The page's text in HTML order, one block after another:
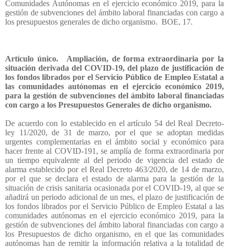
Comunidades Autónomas en el ejercicio económico 2019, para la
gestión de subvenciones del ámbito laboral financiadas con cargo a
los presupuestos generales de dicho organismo. BOE, 17.
Artículo único. Ampliación, de forma extraordinaria por la
situación derivada del COVID-19, del plazo de justificación de
los fondos librados por el Servicio Público de Empleo Estatal a
las comunidades autónomas en el ejercicio económico 2019,
para la gestión de subvenciones del ámbito laboral financiadas
con cargo a los Presupuestos Generales de dicho organismo.
De acuerdo con lo establecido en el artículo 54 del Real Decreto-
ley 11/2020, de 31 de marzo, por el que se adoptan medidas
urgentes complementarias en el ámbito social y económico para
hacer frente al COVID-191, se amplía de forma extraordinaria por
un tiempo equivalente al del periodo de vigencia del estado de
alarma establecido por el Real Decreto 463/2020, de 14 de marzo,
por el que se declara el estado de alarma para la gestión de la
situación de crisis sanitaria ocasionada por el COVID-19, al que se
añadirá un periodo adicional de un mes, el plazo de justificación de
los fondos librados por el Servicio Público de Empleo Estatal a las
comunidades autónomas en el ejercicio económico 2019, para la
gestión de subvenciones del ámbito laboral financiadas con cargo a
los Presupuestos de dicho organismo, en el que las comunidades
autónomas han de remitir la información relativa a la totalidad de